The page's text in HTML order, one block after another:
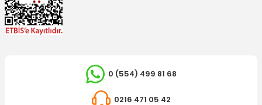
0 (554) 499 81 68
0216 471 05 42